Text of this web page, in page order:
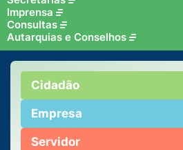
Imprensa
Consultas
Autarquias e Conselhos
Cidadão
Empresa
Servidor